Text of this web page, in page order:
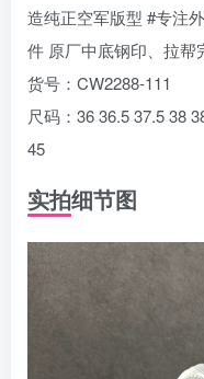
造纯正空军版型 #专注
件 原厂中底钢印、拉帮
货号：CW2288-111
尺码：36 36.5 37.5 38
45
实拍细节图